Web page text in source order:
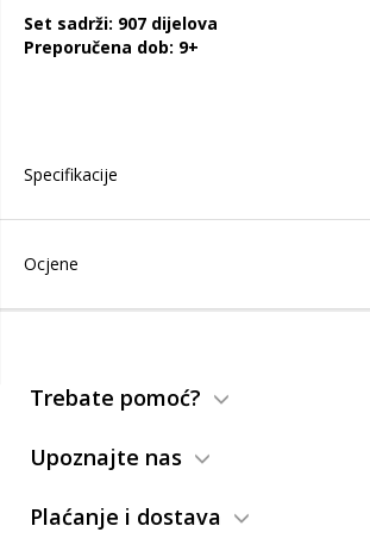
Set sadrži: 907 dijelova
Preporučena dob: 9+
Specifikacije
Ocjene
Trebate pomoć?
Upoznajte nas
Plaćanje i dostava